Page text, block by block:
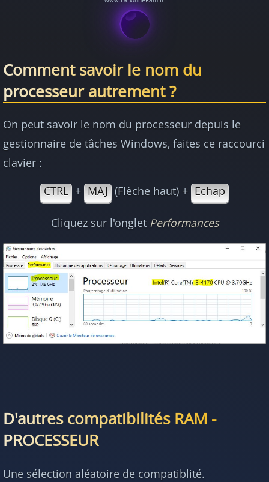
Comment savoir le nom du
processeur autrement ?
On peut savoir le nom du processeur depuis le
gestionnaire de tâches Windows, faites ce raccourci
clavier :
CTRL + MAJ (Flèche haut) + Echap
Cliquez sur l'onglet Performances
D'autres compatibilités RAM -
PROCESSEUR
Une sélection aléatoire de compatiblité.